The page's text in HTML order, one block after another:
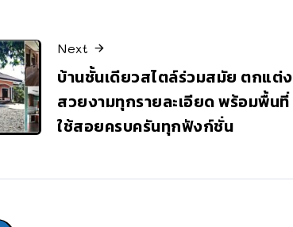
Next
บ้านชั้นเดียวสไตล์ร่วมสมัย ตกแต่ง
สวยงามทุกรายละเอียด พร้อมพื้นที่
ใช้สอยครบครันทุกฟังก์ชั่น